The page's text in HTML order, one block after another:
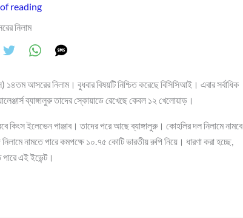
reading
নিলাম
১৪তম আসরের নিলাম। বুধবার বিষয়টি নিশ্চিত করেছে বিসিসিআই। এবার সর্বাধিক
ব্যাঙ্গালুরু তাদের স্কোয়াডে রেখেছে কেবল ১২ খেলোয়াড়।
কিংস ইলেভেন পাঞ্জাব। তাদের পরে আছে ব্যাঙ্গালুরু। কোহলির দল নিলামে নামবে
নামতে পারে কমপক্ষে ১০.৭৫ কোটি ভারতীয় রুপি নিয়ে। ধারণা করা হচ্ছে,
এই ইভেন্ট।